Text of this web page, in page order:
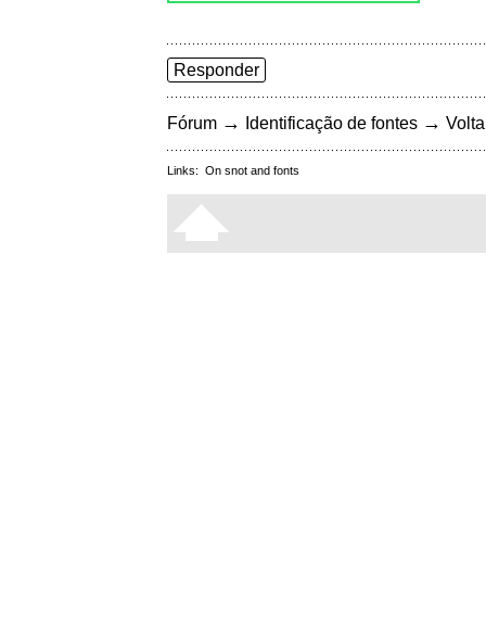
Responder
Fórum → Identificação de fontes →
Links: On snot and fonts